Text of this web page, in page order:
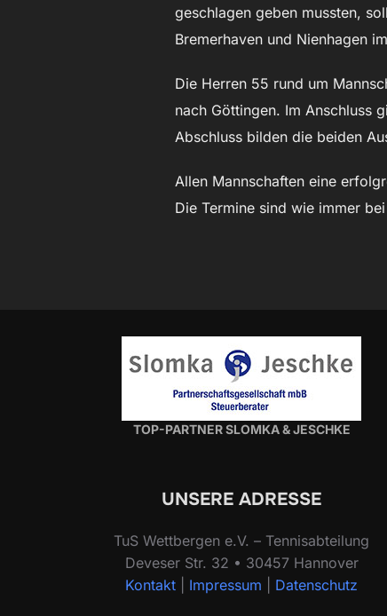
geschlagen geben mussten,
Bremerhaven und Nienhagen
Die Herren 55 rund um
nach Göttingen. Im Anschluss
Abschluss bilden die beiden
Allen Mannschaften eine
Die Termine sind wie immer
TOP-PARTNER SLOMKA & JESCHKE
UNSERE ADRESSE
TuS Wettbergen e.V. – Tennisabteilung
Deveser Str. 32 • 30457 Hannover
Kontakt
Impressum Datenschutz